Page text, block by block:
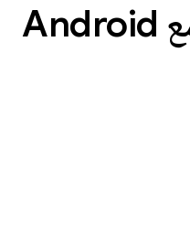
تعريف التوافق مع Android